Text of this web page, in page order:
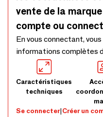
vente de la
compte ou
En vous connectant,
informations complètes
Caractéristiques
techniques
Se connecter|Créer un